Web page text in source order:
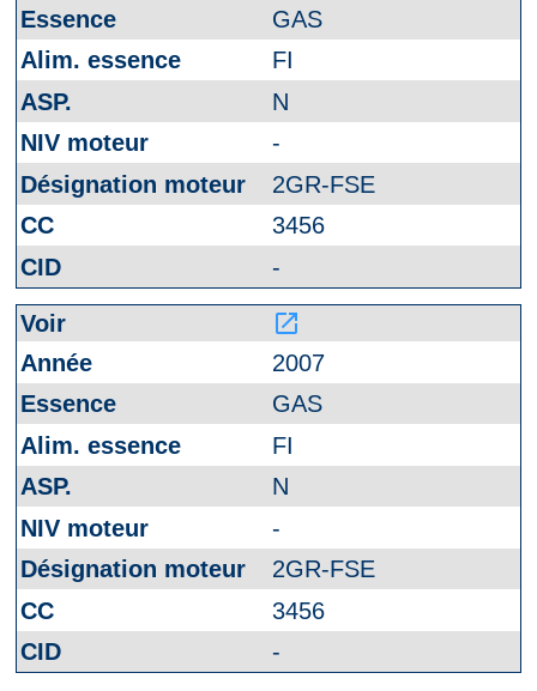
GAS
FI
N
-
2GR-FSE
3456
-
launch
2007
GAS
FI
N
-
2GR-FSE
3456
-